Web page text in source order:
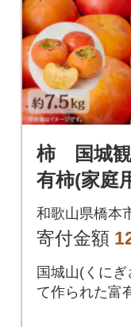
柿 国城観
有柿(家庭
約7.5kg
和歌山県橋本
寄付金額
国城山(くに
て作られた富